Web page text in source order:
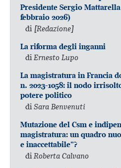
Presidente Sergio
febbraio 2026)
di [Redazione]
La riforma degli inganni
diErnesto Lupo
La magistratura in Francia
n. 2023-1058: il nodo
potere politico
diSara Benvenuti
Mutazione del Csm e
magistratura: un quadro
e inaccettabile”?
di Roberta Calvano